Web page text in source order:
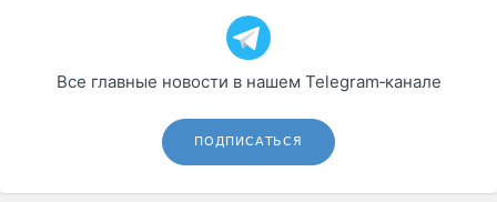
Все главные новости в нашем Telegram‑канале
ПОДПИСАТЬСЯ